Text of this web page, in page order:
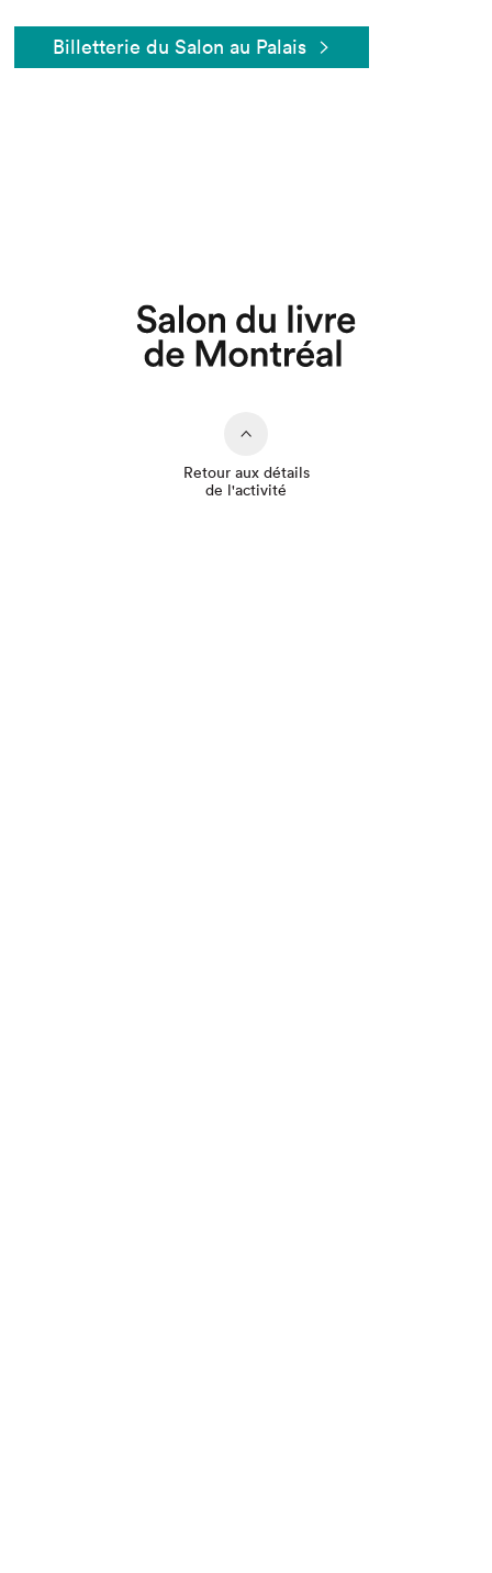
Billetterie du Salon au Palais
Retour aux détails
de l'activité